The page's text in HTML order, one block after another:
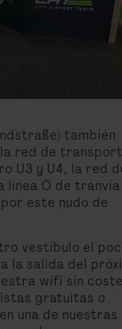
también
red de
U3 y U4, la red
línea O de tranvía
este nudo de
vestíbulo el
la salida del
wifi sin
gratuitas o
una de nuestras